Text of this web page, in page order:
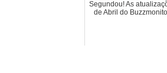
Segundou! As
de Abril do